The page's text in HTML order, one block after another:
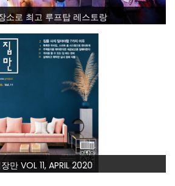
소로 최고 루프탑 레스토랑
만 VOL 11, APRIL 2020